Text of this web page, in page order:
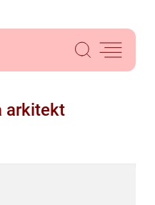
arkitekt